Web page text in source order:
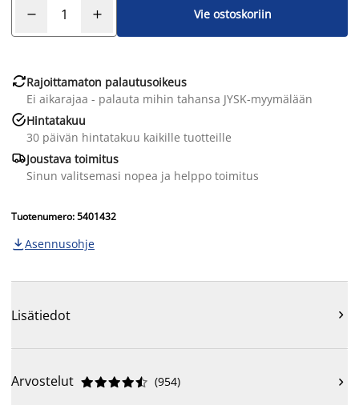
Vie ostoskoriin
Rajoittamaton palautusoikeus
Ei aikarajaa - palauta mihin tahansa JYSK-myymälään
Hintatakuu
30 päivän hintatakuu kaikille tuotteille
Joustava toimitus
Sinun valitsemasi nopea ja helppo toimitus
Tuotenumero: 5401432
 Asennusohje
Lisätiedot 
Arvostelut 




 (954) 